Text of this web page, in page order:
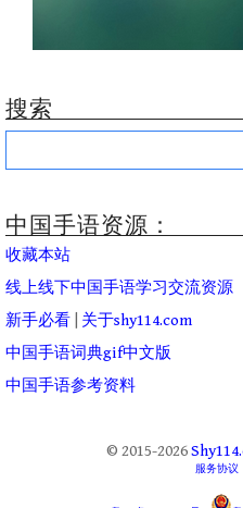
搜索
Search
中国手语资源：
收藏本站
线上线下中国手语学习交流资源
新手必看
关于shy114.com
中国手语词典gif中文版
中国手语参考资料
© 2015-2026
服务协议